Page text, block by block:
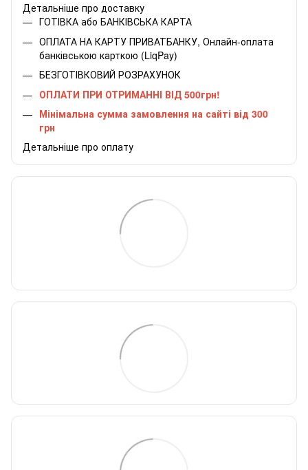
Детальніше про доставку
ГОТІВКА або БАНКІВСЬКА КАРТА
ОПЛАТА НА КАРТУ ПРИВАТБАНКУ, Онлайн-оплата
банківською карткою (LiqPay)
БЕЗГОТІВКОВИЙ РОЗРАХУНОК
ОПЛАТИ ПРИ ОТРИМАННІ ВІД 500грн!
Мінімальна сумма замовлення на сайті від 300
грн
Детальніше про оплату